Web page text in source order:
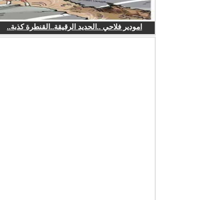
امودير فلاحي ..الحديد الرقيقة..القنطرة كذبة..